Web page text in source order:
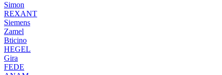
Simon
REXANT
Siemens
Zamel
Bticino
HEGEL
Gira
FEDE